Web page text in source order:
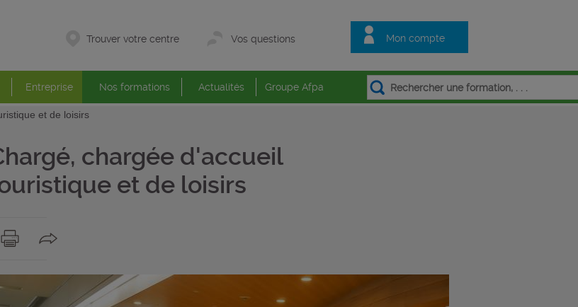
Mon compte
Trouver votre centre Vos questions
Entreprise Nos formations Actualités Groupe Afpa
et de loisirs
chargée d'accueil
et de loisirs